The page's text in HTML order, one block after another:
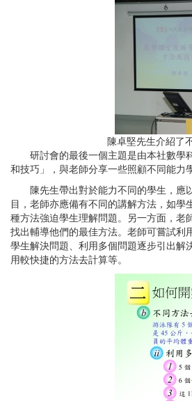
陳卓堅先生介紹了
研討會的最後一個主題是由本社數學
和技巧」，與老師分享一些照顧不同能力
陳先生帶出對於能力不同的學生，應
目，老師亦應備有不同的講解方法，如
種方法強迫學生理解問題。另一方面，老
找出輔導他們的最佳方法。老師可嘗試利
學生解決問題、利用多個問題逐步引出解
用較快捷的方法去計算等。